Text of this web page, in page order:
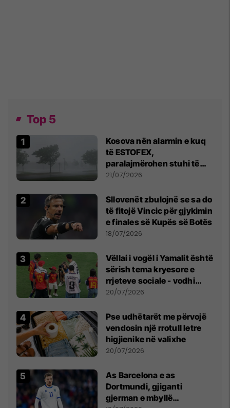
Top 5
Kosova nën alarmin e kuq
të ESTOFEX,
paralajmërohen stuhi të
fuqishme me breshër dhe
21/07/2026
Sllovenët zbulojnë se sa do
të fitojë Vincic për gjykimin
e finales së Kupës së Botës
18/07/2026
Vëllai i vogël i Yamalit është
sërish tema kryesore e
rrjeteve sociale - vodhi
vëmendjen pas finales së
20/07/2026
Pse udhëtarët me përvojë
vendosin një rrotull letre
higjienike në valixhe
20/07/2026
As Barcelona e as
Dortmundi, gjiganti
gjerman e mbyllë